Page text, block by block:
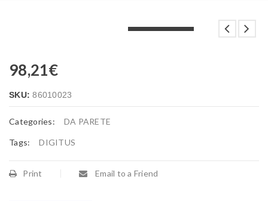
98,21€
SKU:86010023
Categories: DA PARETE
Tags: DIGITUS
Print Email to a Friend